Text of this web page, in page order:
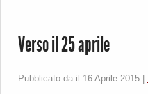
Verso il 25 aprile
Pubblicato da il 16 Aprile 2015